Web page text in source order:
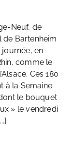
Neuf, de
de Bartenheim
en
comme le
Ces 180
à la Semaine
le bouquet
» le vendredi